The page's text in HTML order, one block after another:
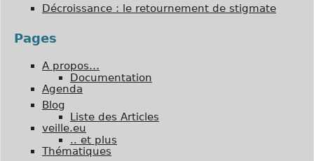
Décroissance : le retournement de stigmate
Pages
A propos…
Documentation
Agenda
Blog
Liste des Articles
veille.eu
.. et plus
Thématiques